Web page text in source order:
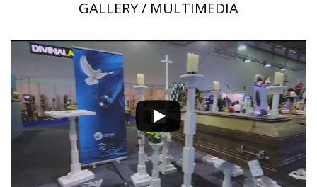
GALLERY / MULTIMEDIA